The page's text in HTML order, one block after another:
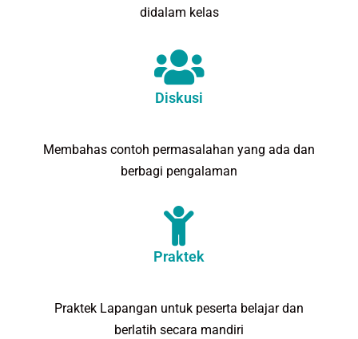
didalam kelas
Diskusi
Membahas contoh permasalahan yang ada dan
berbagi pengalaman
Praktek
Praktek Lapangan untuk peserta belajar dan
berlatih secara mandiri